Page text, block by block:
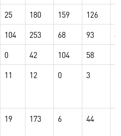
25 180 159 126
104 253 68 93
0 42 104 58
11 12 0 3
19 173 6 44